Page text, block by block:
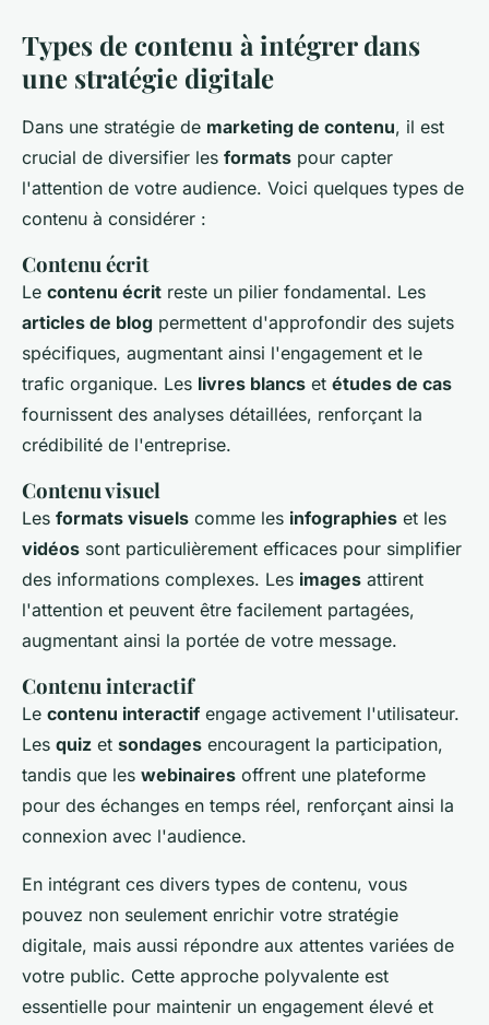
Types de contenu à intégrer dans
une stratégie digitale
Dans une stratégie de marketing de contenu, il est
crucial de diversifier les formats pour capter
l'attention de votre audience. Voici quelques types de
contenu à considérer :
Contenu écrit
Le contenu écrit reste un pilier fondamental. Les
articles de blog permettent d'approfondir des sujets
spécifiques, augmentant ainsi l'engagement et le
trafic organique. Les livres blancs et études de cas
fournissent des analyses détaillées, renforçant la
crédibilité de l'entreprise.
Contenu visuel
Les formats visuels comme les infographies et les
vidéos sont particulièrement efficaces pour simplifier
des informations complexes. Les images attirent
l'attention et peuvent être facilement partagées,
augmentant ainsi la portée de votre message.
Contenu interactif
Le contenu interactif engage activement l'utilisateur.
Les quiz et sondages encouragent la participation,
tandis que les webinaires offrent une plateforme
pour des échanges en temps réel, renforçant ainsi la
connexion avec l'audience.
En intégrant ces divers types de contenu, vous
pouvez non seulement enrichir votre stratégie
digitale, mais aussi répondre aux attentes variées de
votre public. Cette approche polyvalente est
essentielle pour maintenir un engagement élevé et